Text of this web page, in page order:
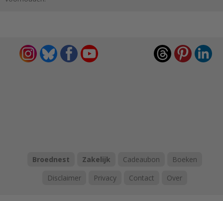
Broednest Zakelijk Cadeaubon
Boeken
Disclaimer
Privacy Contact Over